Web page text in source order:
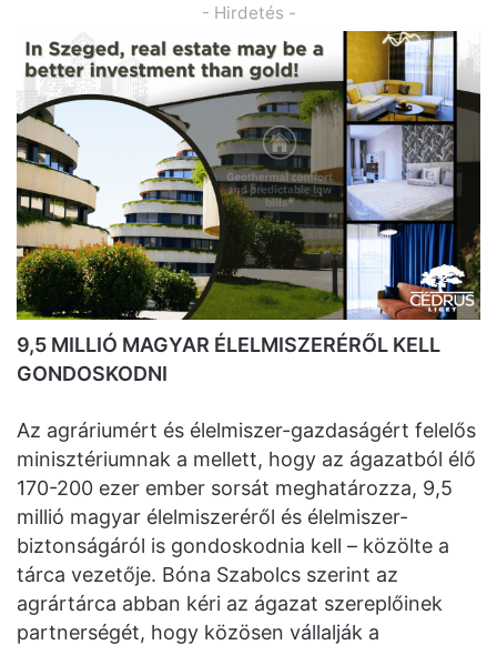
- Hirdetés -
9,5 MILLIÓ MAGYAR ÉLELMISZERÉRŐL KELL
GONDOSKODNI
Az agráriumért és élelmiszer-gazdaságért felelős
minisztériumnak a mellett, hogy az ágazatból élő
170-200 ezer ember sorsát meghatározza, 9,5
millió magyar élelmiszeréről és élelmiszer-
biztonságáról is gondoskodnia kell – közölte a
tárca vezetője. Bóna Szabolcs szerint az
agrártárca abban kéri az ágazat szereplőinek
partnerségét, hogy közösen vállalják a